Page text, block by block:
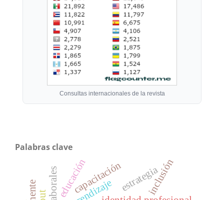
Consultas internacionales de la revista
Palabras clave
inclusión
capacitación
educación estrategia